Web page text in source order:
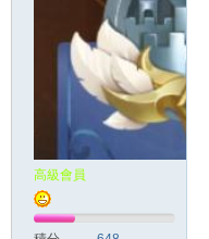
高級會員